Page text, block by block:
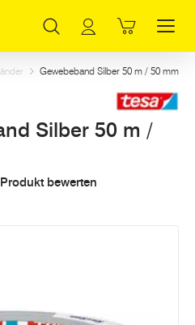
Gewebeband Silber 50 m / 50 mm
Silber 50 m /
bewerten